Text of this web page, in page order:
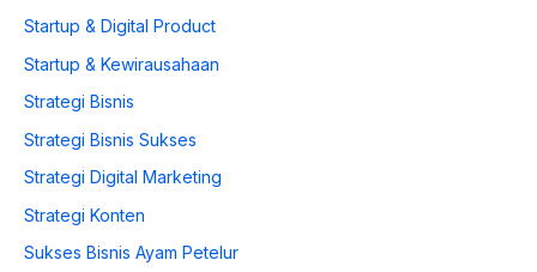
Startup & Digital Product
Startup & Kewirausahaan
Strategi Bisnis
Strategi Bisnis Sukses
Strategi Digital Marketing
Strategi Konten
Sukses Bisnis Ayam Petelur